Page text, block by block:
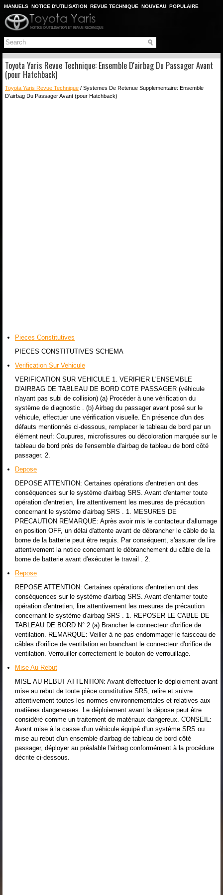
MANUELS NOTICE D'UTILISATION REVUE TECHNIQUE NOUVEAU POPULAIRE
PLAN DU SITE
CHERCHER
Toyota Yaris Revue Technique: Ensemble D'airbag Du Passager Avant
(pour Hatchback)
Toyota Yaris Revue Technique / Systemes De Retenue Supplementaire: Ensemble
D'airbag Du Passager Avant (pour Hatchback)
Pieces Constitutives
PIECES CONSTITUTIVES SCHEMA
Verification Sur Vehicule
VERIFICATION SUR VEHICULE 1. VERIFIER L'ENSEMBLE
D'AIRBAG DE TABLEAU DE BORD COTE PASSAGER (véhicule
n'ayant pas subi de collision) (a) Procéder à une vérification du
système de diagnostic . (b) Airbag du passager avant posé sur le
véhicule, effectuer une vérification visuelle. En présence d'un des
défauts mentionnés ci-dessous, remplacer le tableau de bord par un
élément neuf: Coupures, microfissures ou décoloration marquée sur le
tableau de bord près de l'ensemble d'airbag de tableau de bord côté
passager. 2.
Depose
DEPOSE ATTENTION: Certaines opérations d'entretien ont des
conséquences sur le système d'airbag SRS. Avant d'entamer toute
opération d'entretien, lire attentivement les mesures de précaution
concernant le système d'airbag SRS . 1. MESURES DE
PRECAUTION REMARQUE: Après avoir mis le contacteur d'allumage
en position OFF, un délai d'attente avant de débrancher le câble de la
borne de la batterie peut être requis. Par conséquent, s'assurer de lire
attentivement la notice concernant le débranchement du câble de la
borne de batterie avant d'exécuter le travail . 2.
Repose
REPOSE ATTENTION: Certaines opérations d'entretien ont des
conséquences sur le système d'airbag SRS. Avant d'entamer toute
opération d'entretien, lire attentivement les mesures de précaution
concernant le système d'airbag SRS . 1. REPOSER LE CABLE DE
TABLEAU DE BORD N° 2 (a) Brancher le connecteur d'orifice de
ventilation. REMARQUE: Veiller à ne pas endommager le faisceau de
câbles d'orifice de ventilation en branchant le connecteur d'orifice de
ventilation. Verrouiller correctement le bouton de verrouillage.
Mise Au Rebut
MISE AU REBUT ATTENTION: Avant d'effectuer le déploiement avant
mise au rebut de toute pièce constitutive SRS, relire et suivre
attentivement toutes les normes environnementales et relatives aux
matières dangereuses. Le déploiement avant la dépose peut être
considéré comme un traitement de matériaux dangereux. CONSEIL:
Avant mise à la casse d'un véhicule équipé d'un système SRS ou
mise au rebut d'un ensemble d'airbag de tableau de bord côté
passager, déployer au préalable l'airbag conformément à la procédure
décrite ci-dessous.